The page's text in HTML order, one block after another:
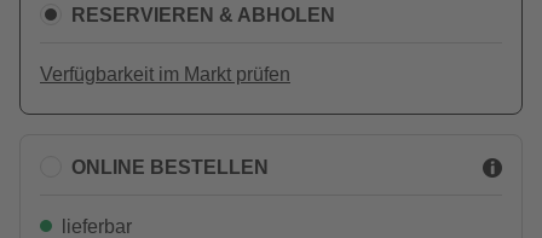
RESERVIEREN & ABHOLEN
Verfügbarkeit im Markt prüfen
ONLINE BESTELLEN
lieferbar